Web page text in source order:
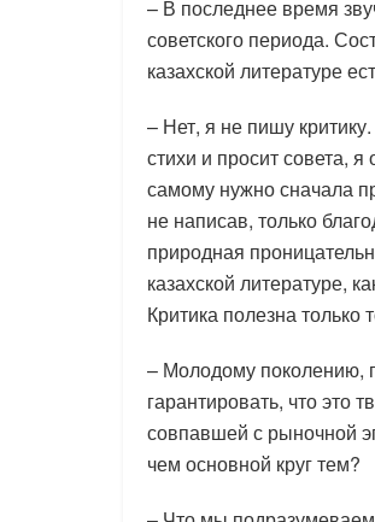
– В последнее время
советского периода.
казахской литературе
– Нет, я не пишу
стихи и просит совета,
самому нужно сначала
не написав, только
природная
казахской литературе,
Критика полезна только
– Молодому поколению,
гарантировать, что это
совпавшей с рыночной
чем основной круг тем?